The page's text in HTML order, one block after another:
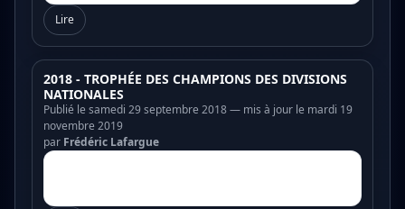
Lire
2018 - TROPHÉE DES CHAMPIONS DES DIVISIONS
NATIONALES
Publié le samedi 29 septembre 2018 — mis à jour le mardi 19
novembre 2019
par Frédéric Lafargue